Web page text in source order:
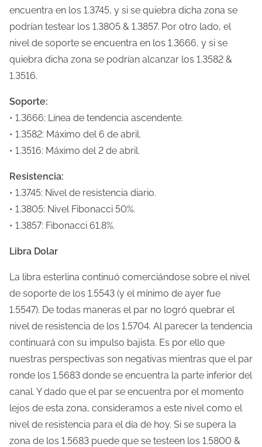
a
n
t
r
a
encuentra en los 1.3745, y si se quiebra dicha zona se
podrían testear los 1.3805 & 1.3857. Por otro lado, el
nivel de soporte se encuentra en los 1.3666, y si se
quiebra dicha zona se podrían alcanzar los 1.3582 &
1.3516.
Soporte:
• 1.3666: Línea de tendencia ascendente.
• 1.3582: Máximo del 6 de abril.
• 1.3516: Máximo del 2 de abril.
Resistencia:
• 1.3745: Nivel de resistencia diario.
• 1.3805: Nivel Fibonacci 50%.
• 1.3857: Fibonacci 61.8%.
Libra Dolar
La libra esterlina continuó comerciándose sobre el nivel
de soporte de los 1.5543 (y el mínimo de ayer fue
1.5547). De todas maneras el par no logró quebrar el
nivel de resistencia de los 1.5704. Al parecer la tendencia
continuará con su impulso bajista. Es por ello que
nuestras perspectivas son negativas mientras que el par
ronde los 1.5683 donde se encuentra la parte inferior del
canal. Y dado que el par se encuentra por el momento
lejos de esta zona, consideramos a este nivel como el
nivel de resistencia para el día de hoy. Si se supera la
zona de los 1.5683 puede que se testeen los 1.5800 &